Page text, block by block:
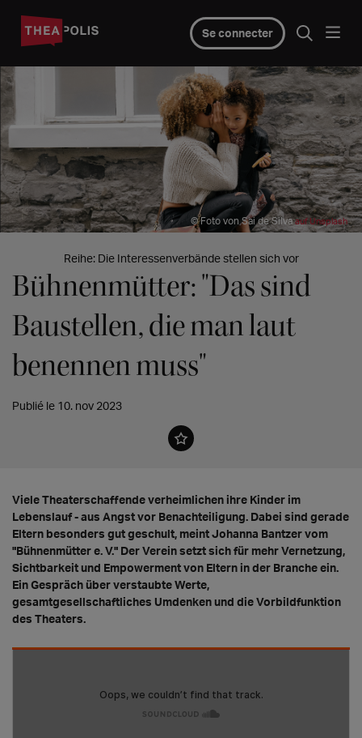
Se connecter
© Foto von Sai de Silvaauf Unsplash
Reihe: Die Interessenverbände stellen sich vor
Bühnenmütter: "Das sind
Baustellen, die man laut
benennen muss"
Publié le 10. nov 2023
Viele Theaterschaffende verheimlichen ihre Kinder im
Lebenslauf - aus Angst vor Benachteiligung. Dabei sind gerade
Eltern besonders gut geschult, meint Johanna Bantzer vom
"Bühnenmütter e. V." Der Verein setzt sich für mehr Vernetzung,
Sichtbarkeit und Empowerment von Eltern in der Branche ein.
Ein Gespräch über verstaubte Werte,
gesamtgesellschaftliches Umdenken und die Vorbildfunktion
des Theaters.